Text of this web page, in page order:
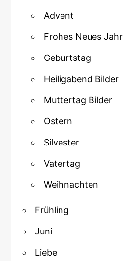
Advent
Frohes Neues Jahr
Geburtstag
Heiligabend Bilder
Muttertag Bilder
Ostern
Silvester
Vatertag
Weihnachten
Frühling
Juni
Liebe